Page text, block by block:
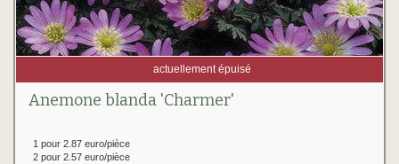
actuellement épuisé
Anemone blanda 'Charmer'
1 pour 2.87 euro/pièce
2 pour 2.57 euro/pièce